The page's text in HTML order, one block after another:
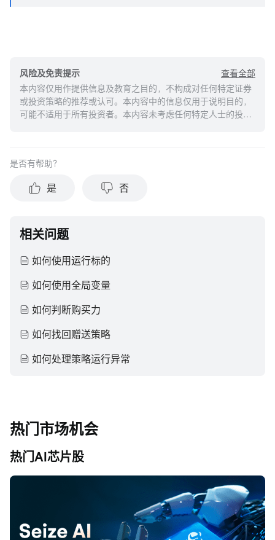
风险及免责提示
查看全部
本内容仅用作提供信息及教育之目的，不构成对任何特定证券
或投资策略的推荐或认可。本内容中的信息仅用于说明目的，
可能不适用于所有投资者。本内容未考虑任何特定人士的投资
结果。投资涉及风险和损失本金的可能性。moomoo对上述内
任何陈述或保证。
是否有帮助？
是 否
相关问题
如何使用运行标的
如何使用全局变量
如何判断购买力
如何找回赠送策略
如何处理策略运行异常
热门市场机会
热门AI芯片股